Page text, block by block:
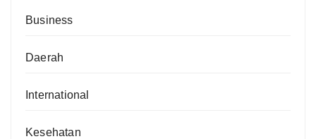
Business
Daerah
International
Kesehatan